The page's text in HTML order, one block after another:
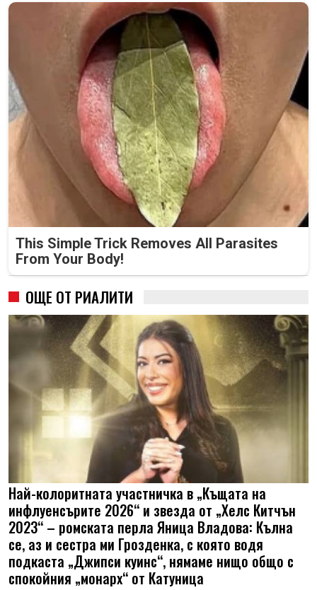
This Simple Trick Removes All Parasites
From Your Body!
ОЩЕ ОТ РИАЛИТИ
Най-колоритната участничка в „Къщата на
инфлуенсърите 2026“ и звезда от „Хелс Китчън
2023“ – ромската перла Яница Владова: Кълна
се, аз и сестра ми Грозденка, с която водя
подкаста „Джипси куинс“, нямаме нищо общо с
спокойния „монарх“ от Катуница